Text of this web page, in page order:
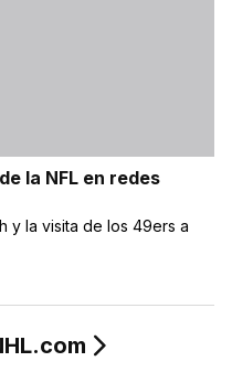
la NFL en redes
y la visita de los 49ers a